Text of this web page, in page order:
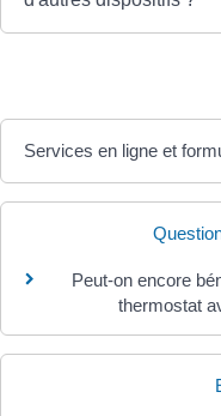
Services en ligne et
Peut-on encore
thermostat